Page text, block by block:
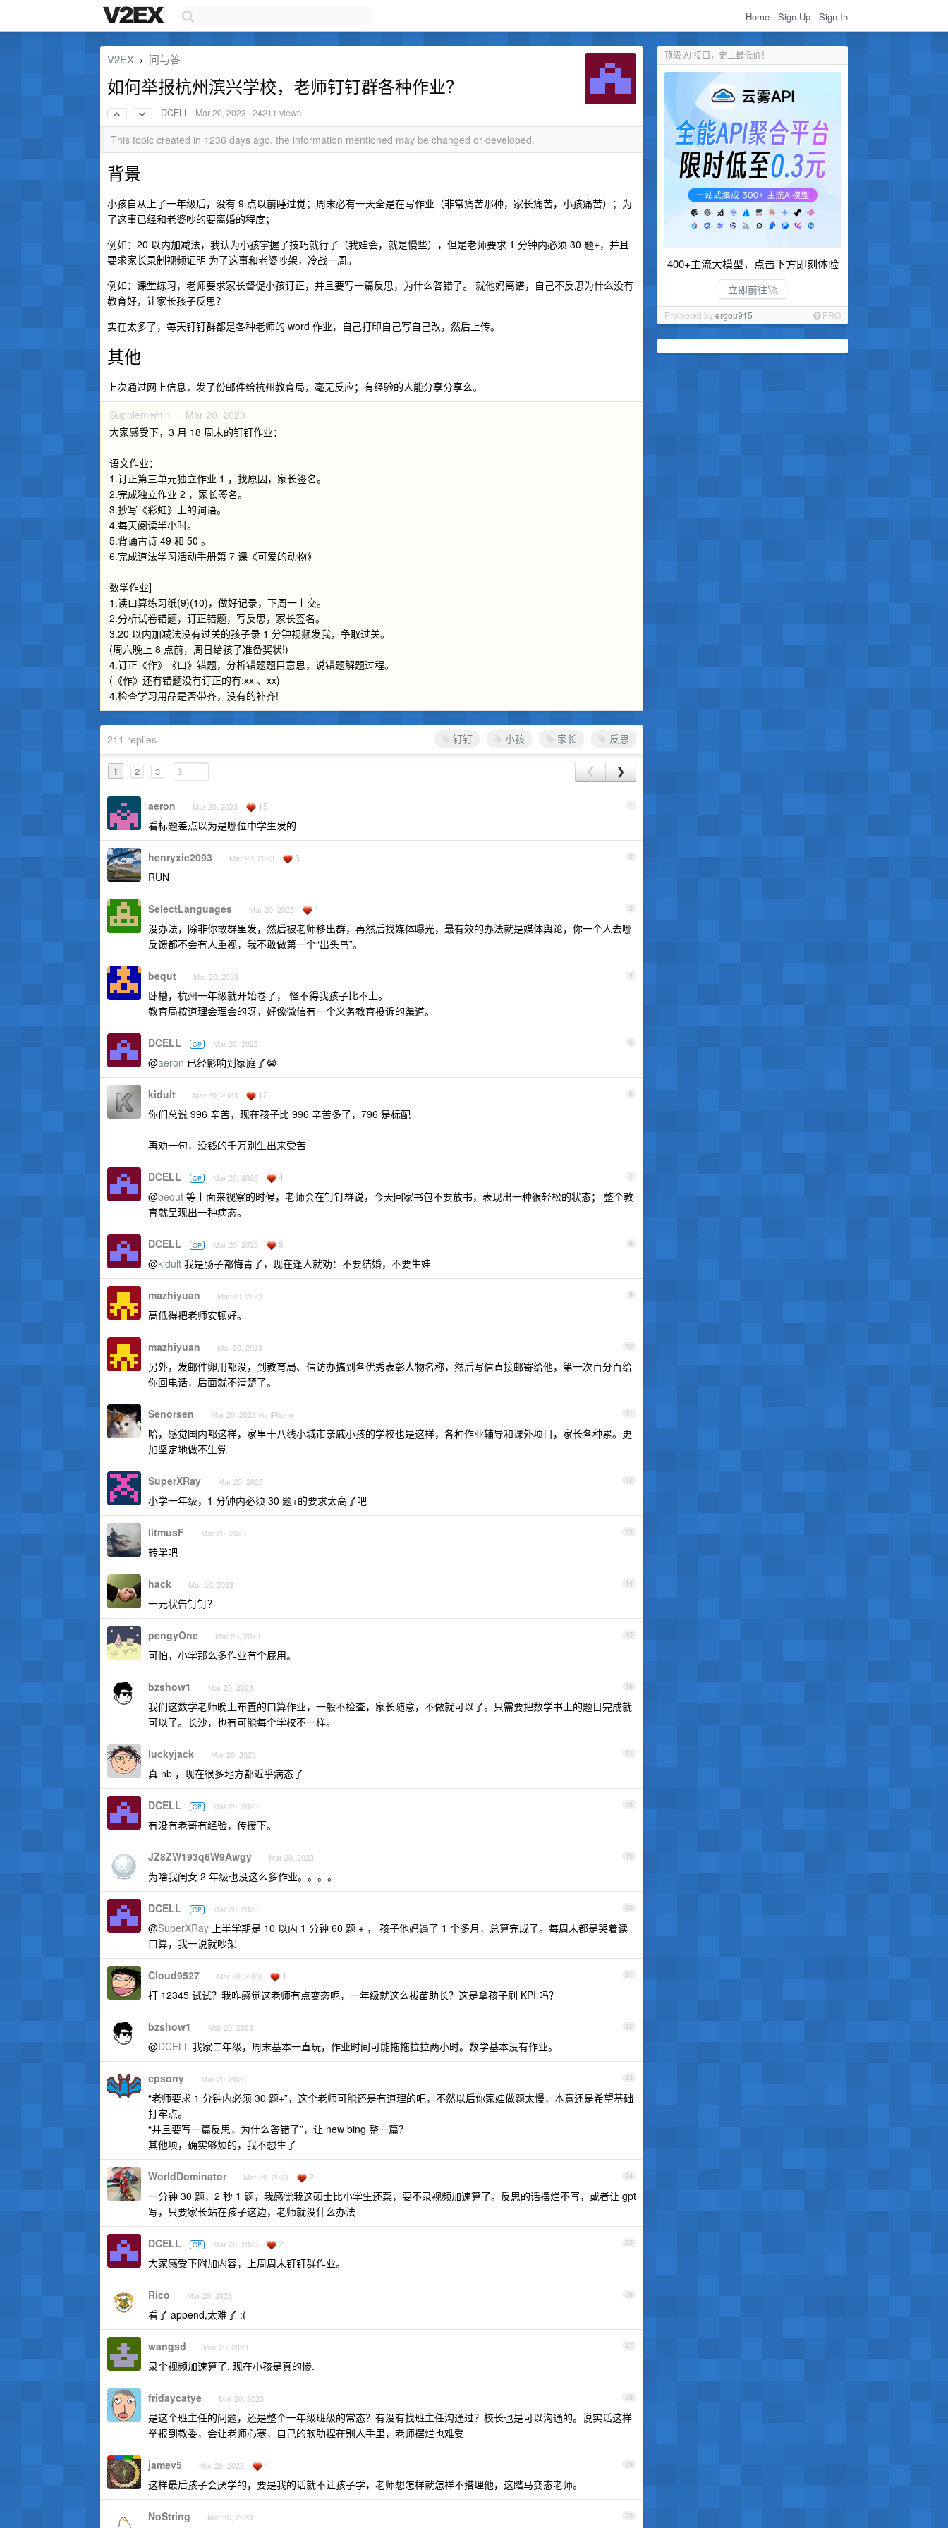
Home Sign Up Sign In
顶级 AI 接口，史上最低价！
400+主流大模型，点击下方即刻体验
立即前往🚀
Promoted byergou915 PRO
V2EX › 问与答
如何举报杭州滨兴学校，老师钉钉群各种作业？
DCELL · Mar 20, 2023 · 24211 views
This topic created in 1236 days ago, the information mentioned may be changed or developed.
背景
小孩自从上了一年级后，没有 9 点以前睡过觉；周末必有一天全是在写作业（非常痛苦那种，家长痛苦，小孩痛苦）；为
了这事已经和老婆吵的要离婚的程度；
例如：20 以内加减法，我认为小孩掌握了技巧就行了（我娃会，就是慢些），但是老师要求 1 分钟内必须 30 题+，并且
要求家长录制视频证明 为了这事和老婆吵架，冷战一周。
例如：课堂练习，老师要求家长督促小孩订正，并且要写一篇反思，为什么答错了。 就他妈离谱，自己不反思为什么没有
教育好，让家长孩子反思？
实在太多了，每天钉钉群都是各种老师的 word 作业，自己打印自己写自己改，然后上传。
其他
上次通过网上信息，发了份邮件给杭州教育局，毫无反应；有经验的人能分享分享么。
Supplement 1 · Mar 20, 2023
大家感受下，3 月 18 周末的钉钉作业：
语文作业：
1.订正第三单元独立作业 1 ，找原因，家长签名。
2.完成独立作业 2 ，家长签名。
3.抄写《彩虹》上的词语。
4.每天阅读半小时。
5.背诵古诗 49 和 50 。
6.完成道法学习活动手册第 7 课《可爱的动物》
数学作业]
1.读口算练习纸(9)(10)，做好记录，下周一上交。
2.分析试卷错题，订正错题，写反思，家长签名。
3.20 以内加减法没有过关的孩子录 1 分钟视频发我，争取过关。
(周六晚上 8 点前，周日给孩子准备奖状!)
4.订正《作》《口》错题，分析错题题目意思，说错题解题过程。
(《作》还有错题没有订正的有:xx 、xx)
4.检查学习用品是否带齐，没有的补齐!
钉钉 小孩 家长 反思
211 replies
1 2 3 ❮ ❯
1
aeron Mar 20, 2023 15
看标题差点以为是哪位中学生发的
2
henryxie2093 Mar 20, 2023 5
RUN
3
SelectLanguages Mar 20, 2023 1
没办法，除非你敢群里发，然后被老师移出群，再然后找媒体曝光，最有效的办法就是媒体舆论，你一个人去哪
反馈都不会有人重视，我不敢做第一个“出头鸟”。
4
bequt Mar 20, 2023
卧槽，杭州一年级就开始卷了， 怪不得我孩子比不上。
教育局按道理会理会的呀，好像微信有一个义务教育投诉的渠道。
5
DCELL OP Mar 20, 2023
@aeron 已经影响到家庭了😭
6
kidult Mar 20, 2023 12
你们总说 996 辛苦，现在孩子比 996 辛苦多了，796 是标配
再劝一句，没钱的千万别生出来受苦
7
DCELL OP Mar 20, 2023 4
@bequt 等上面来视察的时候，老师会在钉钉群说，今天回家书包不要放书，表现出一种很轻松的状态； 整个教
育就呈现出一种病态。
8
DCELL OP Mar 20, 2023 8
@kidult 我是肠子都悔青了，现在逢人就劝：不要结婚，不要生娃
9
mazhiyuan Mar 20, 2023
高低得把老师安顿好。
10
mazhiyuan Mar 20, 2023
另外，发邮件卵用都没，到教育局、信访办搞到各优秀表彰人物名称，然后写信直接邮寄给他，第一次百分百给
你回电话，后面就不清楚了。
11
Senorsen Mar 20, 2023 via iPhone
哈，感觉国内都这样，家里十八线小城市亲戚小孩的学校也是这样，各种作业辅导和课外项目，家长各种累。更
加坚定地做不生党
12
SuperXRay Mar 20, 2023
小学一年级，1 分钟内必须 30 题+的要求太高了吧
13
litmusF Mar 20, 2023
转学吧
14
hack Mar 20, 2023
一元状告钉钉？
15
pengyOne Mar 20, 2023
可怕，小学那么多作业有个屁用。
16
bzshow1 Mar 20, 2023
我们这数学老师晚上布置的口算作业，一般不检查，家长随意，不做就可以了。只需要把数学书上的题目完成就
可以了。长沙，也有可能每个学校不一样。
17
luckyjack Mar 20, 2023
真 nb ，现在很多地方都近乎病态了
18
DCELL OP Mar 20, 2023
有没有老哥有经验，传授下。
19
JZ8ZW193q6W9Awgy Mar 20, 2023
为啥我闺女 2 年级也没这么多作业。。。。
20
DCELL OP Mar 20, 2023
@SuperXRay 上半学期是 10 以内 1 分钟 60 题 + ， 孩子他妈逼了 1 个多月，总算完成了。每周末都是哭着读
口算，我一说就吵架
21
Cloud9527 Mar 20, 2023 1
打 12345 试试？我咋感觉这老师有点变态呢，一年级就这么拔苗助长？这是拿孩子刷 KPI 吗？
22
bzshow1 Mar 20, 2023
@DCELL 我家二年级，周末基本一直玩，作业时间可能拖拖拉拉两小时。数学基本没有作业。
23
cpsony Mar 20, 2023
“老师要求 1 分钟内必须 30 题+”，这个老师可能还是有道理的吧，不然以后你家娃做题太慢，本意还是希望基础
打牢点。
“并且要写一篇反思，为什么答错了”，让 new bing 整一篇？
其他项，确实够烦的，我不想生了
24
WorldDominator Mar 20, 2023 2
一分钟 30 题，2 秒 1 题，我感觉我这硕士比小学生还菜，要不录视频加速算了。反思的话摆烂不写，或者让 gpt
写，只要家长站在孩子这边，老师就没什么办法
25
DCELL OP Mar 20, 2023 2
大家感受下附加内容，上周周末钉钉群作业。
26
Rico Mar 20, 2023
看了 append,太难了 :(
27
wangsd Mar 20, 2023
录个视频加速算了, 现在小孩是真的惨.
28
fridaycatye Mar 20, 2023
是这个班主任的问题，还是整个一年级班级的常态？有没有找班主任沟通过？校长也是可以沟通的。说实话这样
举报到教委，会让老师心寒，自己的软肋捏在别人手里，老师摆烂也难受
29
jamev5 Mar 20, 2023 1
这样最后孩子会厌学的，要是我的话就不让孩子学，老师想怎样就怎样不搭理他，这踏马变态老师。
30
NoString Mar 20, 2023